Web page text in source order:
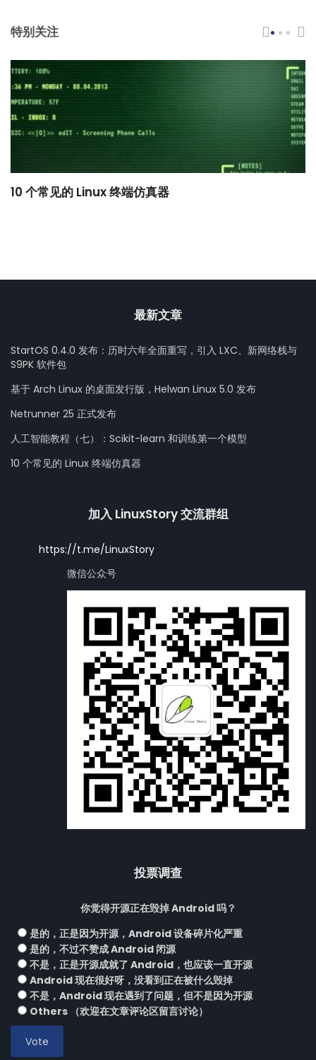
特别关注
10 个常见的 Linux 终端仿真器
最新文章
StartOS 0.4.0 发布：历时六年全面重写，引入 LXC、新网络栈与
S9PK 软件包
基于 Arch Linux 的桌面发行版，Helwan Linux 5.0 发布
Netrunner 25 正式发布
人工智能教程（七）：Scikit-learn 和训练第一个模型
10 个常见的 Linux 终端仿真器
加入 LinuxStory 交流群组
https://t.me/LinuxStory
微信公众号
投票调查
你觉得开源正在毁掉 Android 吗？
是的，正是因为开源，Android 设备碎片化严重
是的，不过不赞成 Android 闭源
不是，正是开源成就了 Android，也应该一直开源
Android 现在很好呀，没看到正在被什么毁掉
不是，Android 现在遇到了问题，但不是因为开源
Others （欢迎在文章评论区留言讨论）